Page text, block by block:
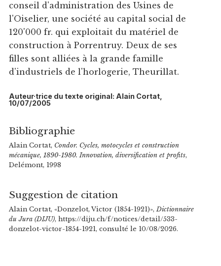
conseil d'administration des Usines de
l'Oiselier, une société au capital social de
120'000 fr. qui exploitait du matériel de
construction à Porrentruy. Deux de ses
filles sont alliées à la grande famille
d'industriels de l'horlogerie, Theurillat.
Auteur·trice du texte original: Alain Cortat,
10/07/2005
Bibliographie
Alain Cortat, Condor. Cycles, motocycles et construction
mécanique, 1890-1980. Innovation, diversification et profits,
Delémont, 1998
Suggestion de citation
Alain Cortat, «Donzelot, Victor (1854-1921)», Dictionnaire
du Jura (DIJU), https://diju.ch/f/notices/detail/533-
donzelot-victor-1854-1921, consulté le 10/08/2026.